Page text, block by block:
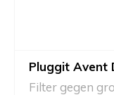
Pluggit Avent
Filter gegen